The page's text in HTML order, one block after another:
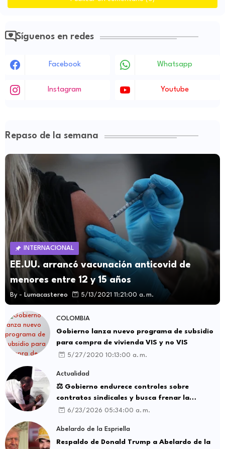
Síguenos en redes
Facebook Whatsapp
Instagram Youtube
Repaso de la semana
INTERNACIONAL
EE.UU. arrancó vacunación anticovid de
menores entre 12 y 15 años
By - Lumacastereo 5/13/2021 11:21:00 a. m.
COLOMBIA
Gobierno lanza nuevo programa de subsidio
para compra de vivienda VIS y no VIS
5/27/2020 10:13:00 a. m.
Actualidad
⚖️ Gobierno endurece controles sobre
contratos sindicales y busca frenar la
intermediación laboral ilegal
6/23/2026 05:34:00 a. m.
Abelardo de la Espriella
Respaldo de Donald Trump a Abelardo de la